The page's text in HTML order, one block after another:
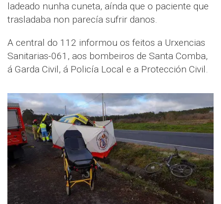
ladeado nunha cuneta, aínda que o paciente que
trasladaba non parecía sufrir danos.
A central do 112 informou os feitos a Urxencias
Sanitarias-061, aos bombeiros de Santa Comba,
á Garda Civil, á Policía Local e a Protección Civil.